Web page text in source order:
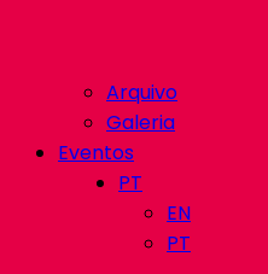
Arquivo
Galeria
Eventos
PT
EN
PT